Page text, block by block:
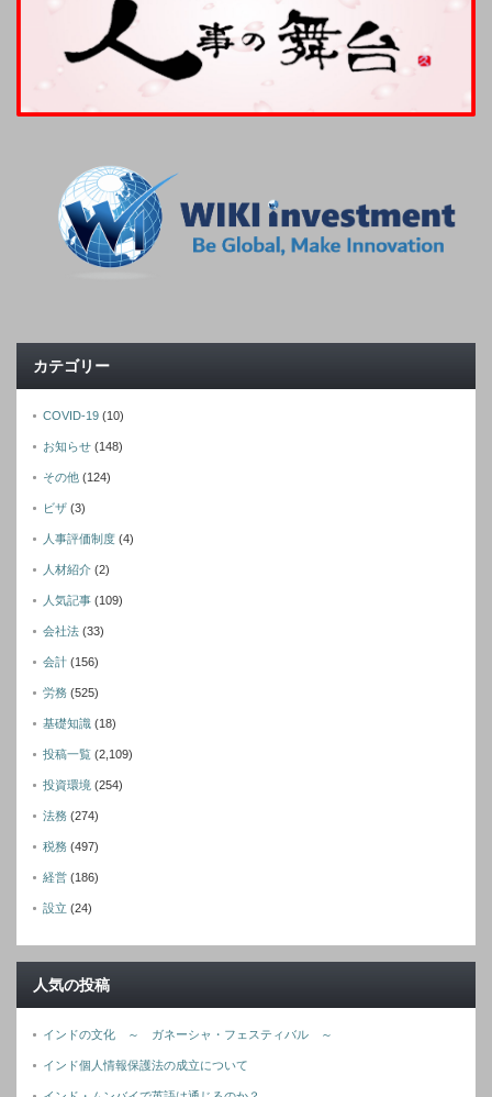
カテゴリー
COVID-19 (10)
お知らせ (148)
その他 (124)
ビザ (3)
人事評価制度 (4)
人材紹介 (2)
人気記事 (109)
会社法 (33)
会計 (156)
労務 (525)
基礎知識 (18)
投稿一覧 (2,109)
投資環境 (254)
法務 (274)
税務 (497)
経営 (186)
設立 (24)
人気の投稿
インドの文化 ～ ガネーシャ・フェスティバル ～
インド個人情報保護法の成立について